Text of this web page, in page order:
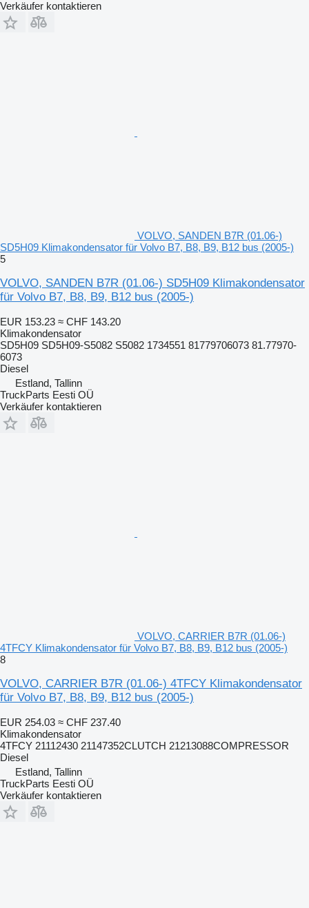
Verkäufer kontaktieren
VOLVO, SANDEN B7R (01.06-)
SD5H09 Klimakondensator für Volvo B7, B8, B9, B12 bus (2005-)
5
VOLVO, SANDEN B7R (01.06-) SD5H09 Klimakondensator
für Volvo B7, B8, B9, B12 bus (2005-)
EUR 153.23 ≈ CHF 143.20
Klimakondensator
SD5H09 SD5H09-S5082 S5082 1734551 81779706073 81.77970-
6073
Diesel
Estland, Tallinn
TruckParts Eesti OÜ
Verkäufer kontaktieren
VOLVO, CARRIER B7R (01.06-)
4TFCY Klimakondensator für Volvo B7, B8, B9, B12 bus (2005-)
8
VOLVO, CARRIER B7R (01.06-) 4TFCY Klimakondensator
für Volvo B7, B8, B9, B12 bus (2005-)
EUR 254.03 ≈ CHF 237.40
Klimakondensator
4TFCY 21112430 21147352CLUTCH 21213088COMPRESSOR
Diesel
Estland, Tallinn
TruckParts Eesti OÜ
Verkäufer kontaktieren